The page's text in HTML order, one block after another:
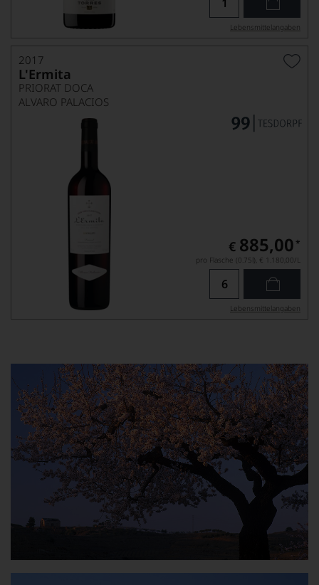
Lebensmittel­angaben
2017
L'Ermita
PRIORAT DOCA
ALVARO PALACIOS
€ 885,00 *
pro Flasche (0.75l), € 1.180,00/L
Lebensmittel­angaben